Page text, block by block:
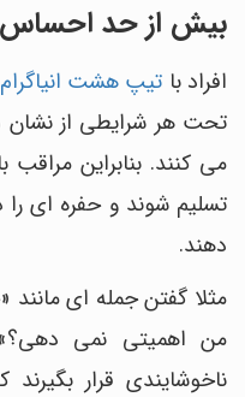
بیش از حد احساس
افراد با تیپ هشت انیاگرام
تحت هر شرایطی از
می کنند. بنابراین
تسلیم شوند و حفره ای
دهند.
مثلا گفتن جمله ای
من اهمیتی نمی
ناخوشایندی قرار